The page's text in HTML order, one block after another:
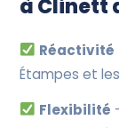
à Clinett
Réactivité
Étampes et
Flexibilité